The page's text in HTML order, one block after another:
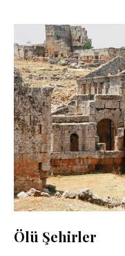
Ölü Şehirler